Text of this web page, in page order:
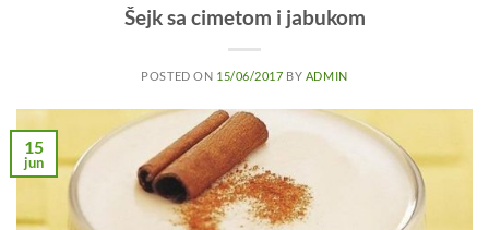
Šejk sa cimetom i jabukom
POSTED ON 15/06/2017 BY ADMIN
15
jun